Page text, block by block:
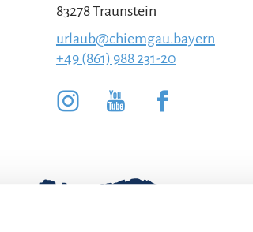
83278 Traunstein
urlaub@chiemgau.bayern
+49 (861) 988 231-20